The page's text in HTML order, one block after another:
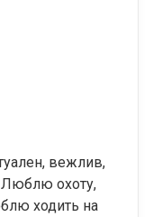
вежлив,
охоту,
ходить на